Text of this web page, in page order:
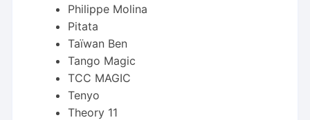
Philippe Molina
Pitata
Taïwan Ben
Tango Magic
TCC MAGIC
Tenyo
Theory 11